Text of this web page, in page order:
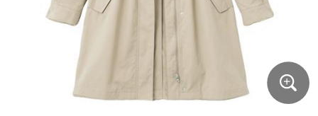
ジュニア・ティーンズ下着
大きいサイズ レディース服
大きいサイズ レディース下着
大きいサイズ メンズ
バーゲンセール
シークレットセール
詳細検索
商品カテゴリ一覧
大きいサイズ レディース下着
大きいサイズ メンズ
大きいサイズ 事務・制服
シークレットセール
商品カテゴリ一覧
カタログ・チラシからのご注文